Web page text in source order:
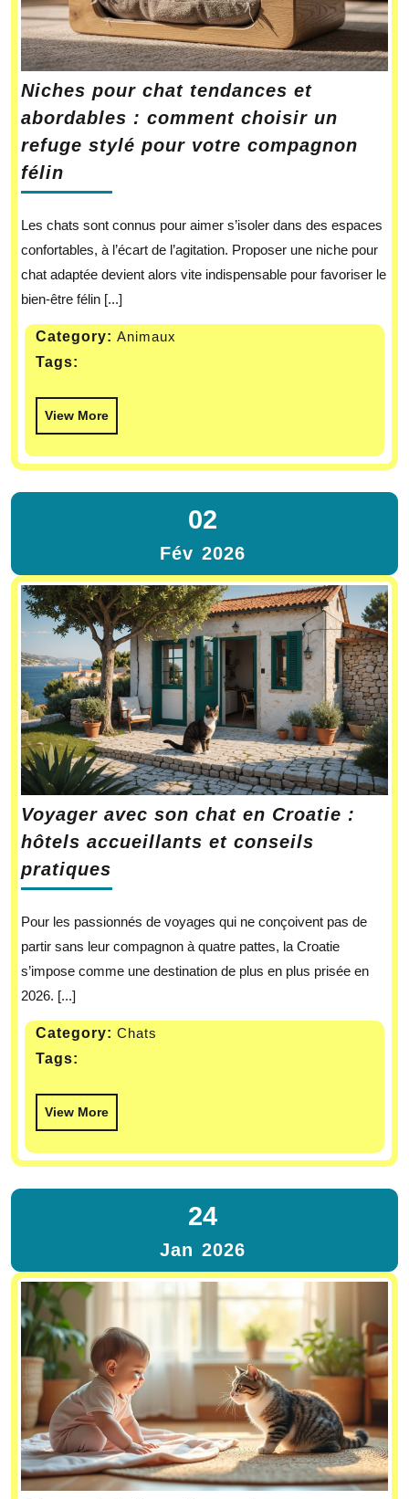
Niches pour chat tendances et
abordables : comment choisir un
refuge stylé pour votre compagnon
félin
Les chats sont connus pour aimer s’isoler dans des espaces
confortables, à l’écart de l’agitation. Proposer une niche pour
chat adaptée devient alors vite indispensable pour favoriser le
bien-être félin [...]
Category: Animaux
Tags:
View More
02
Fév 2026
Voyager avec son chat en Croatie :
hôtels accueillants et conseils
pratiques
Pour les passionnés de voyages qui ne conçoivent pas de
partir sans leur compagnon à quatre pattes, la Croatie
s’impose comme une destination de plus en plus prisée en
2026. [...]
Category: Chats
Tags:
View More
24
Jan 2026